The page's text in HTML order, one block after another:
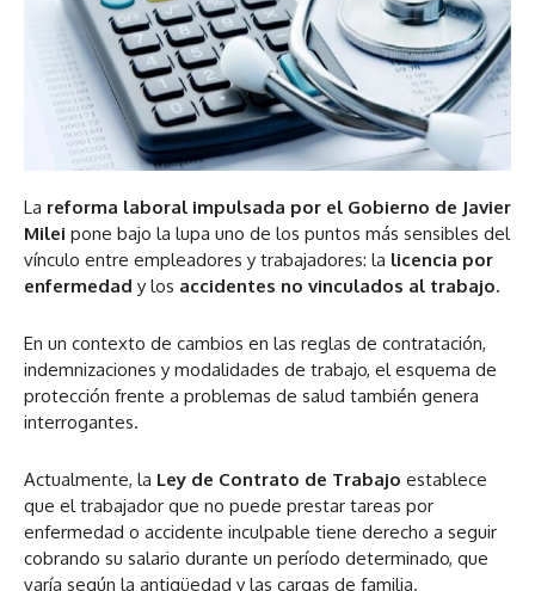
La reforma laboral impulsada por el Gobierno de Javier
Milei pone bajo la lupa uno de los puntos más sensibles del
vínculo entre empleadores y trabajadores: la licencia por
enfermedad y los accidentes no vinculados al trabajo.
En un contexto de cambios en las reglas de contratación,
indemnizaciones y modalidades de trabajo, el esquema de
protección frente a problemas de salud también genera
interrogantes.
Actualmente, la Ley de Contrato de Trabajo establece
que el trabajador que no puede prestar tareas por
enfermedad o accidente inculpable tiene derecho a seguir
cobrando su salario durante un período determinado, que
varía según la antigüedad y las cargas de familia.